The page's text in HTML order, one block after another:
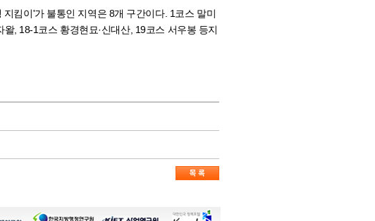
킴이'가 불통인 지역은 8개 구간이다. 1코스 말미
, 18-1코스 황경현묘·신대산, 19코스 서우봉 등지